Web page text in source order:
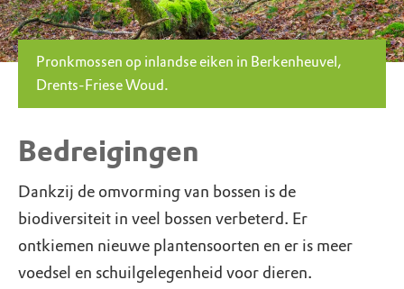
Pronkmossen op inlandse eiken in Berkenheuvel,
Drents-Friese Woud.
Bedreigingen
Dankzij de omvorming van bossen is de
biodiversiteit in veel bossen verbeterd. Er
ontkiemen nieuwe plantensoorten en er is meer
voedsel en schuilgelegenheid voor dieren.